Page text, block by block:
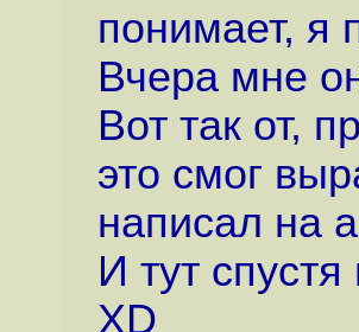
понимает, я
Вчера мне
Вот так от,
это смог
написал на
И тут
XD